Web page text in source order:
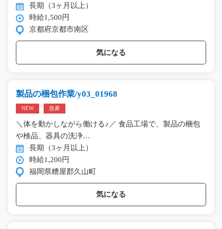
長期（3ヶ月以上）
時給1,500円
京都府京都市南区
気になる
製品の梱包作業/y03_01968
NEW 急募
＼体を動かしながら働ける♪／ 食品工場で、製品の梱包
や検品、器具の洗浄…
長期（3ヶ月以上）
時給1,200円
福岡県糟屋郡久山町
気になる